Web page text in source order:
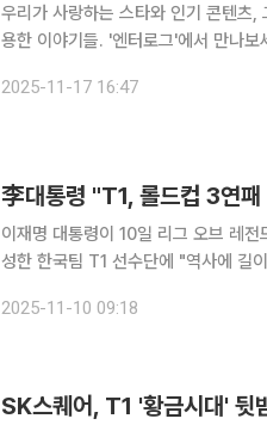
우리가 사랑하는 스타와 인기 콘텐츠
용한 이야기들. '엔터로그'에서 만나보세요. 가수 임영웅의 서울 콘서트가 불과 4일 앞
동시에 전 회차가 초고속 매진되며 '
2025-11-17 16:47
李대통령 "T1, 롤드컵 3연
이재명 대통령이 10일 리그 오브 레
성한 한국팀 T1 선수단에 "역사에 길이 남을 쾌
을 다시 한번 입증했다. 참으로 자랑
2025-11-10 09:18
SK스퀘어, T1 '황금시대' 뒷